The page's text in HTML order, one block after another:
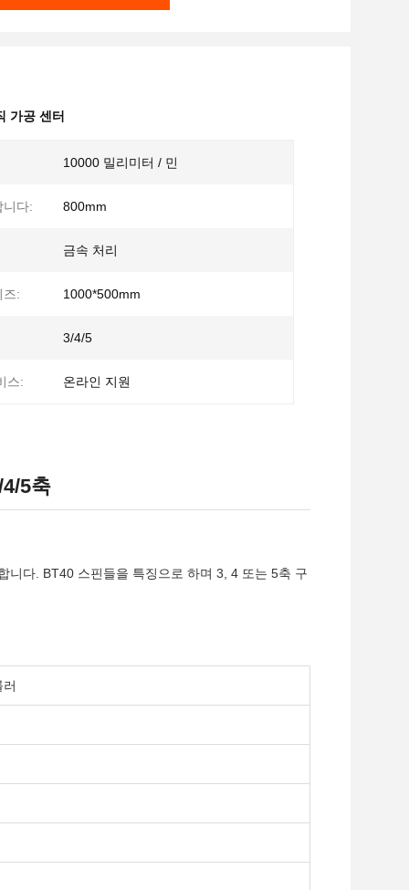
가공 센터
10000 밀리미터 / 민
니다: 800mm
금속 처리
즈: 1000*500mm
3/4/5
스: 온라인 지원
5축
니다. BT40 스핀들을 특징으로 하며 3, 4 또는 5축 구